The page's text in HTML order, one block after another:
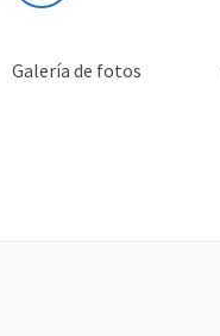
Galería de fotos